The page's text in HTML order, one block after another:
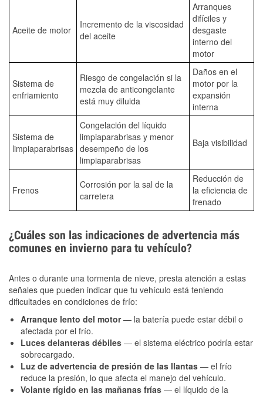
Aceite de motor
Incremento de la viscosidad
del aceite
Arranques
difíciles y
desgaste
interno del
motor
Sistema de
enfriamiento
Riesgo de congelación si la
mezcla de anticongelante
está muy diluida
Daños en el
motor por la
expansión
interna
Sistema de
limpiaparabrisas
Congelación del líquido
limpiaparabrisas y menor
desempeño de los
limpiaparabrisas
Baja visibilidad
Frenos
Corrosión por la sal de la
carretera
Reducción de
la eficiencia de
frenado
¿Cuáles son las indicaciones de advertencia más
comunes en invierno para tu vehículo?
Antes o durante una tormenta de nieve, presta atención a estas
señales que pueden indicar que tu vehículo está teniendo
dificultades en condiciones de frío:
Arranque lento del motor— la batería puede estar débil o
afectada por el frío.
Luces delanteras débiles — el sistema eléctrico podría estar
sobrecargado.
Luz de advertencia de presión de las llantas — el frío
reduce la presión, lo que afecta el manejo del vehículo.
Volante rígido en las mañanas frías — el líquido de la